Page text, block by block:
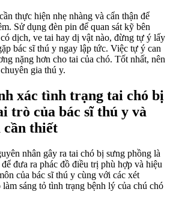
thực hiện nhẹ nhàng và cẩn thận để
Sử dụng đèn pin để quan sát kỹ bên
dịch, ve tai hay dị vật nào, đừng tự ý lấy
bác sĩ thú y ngay lập tức. Việc tự ý can
nặng hơn cho tai của chó. Tốt nhất, nên
gia thú y.
xác tình trạng tai chó bị
trò của bác sĩ thú y và
cần thiết
nhân gây ra tai chó bị sưng phồng là
đưa ra phác đồ điều trị phù hợp và hiệu
của bác sĩ thú y cùng với các xét
sáng tỏ tình trạng bệnh lý của chú chó